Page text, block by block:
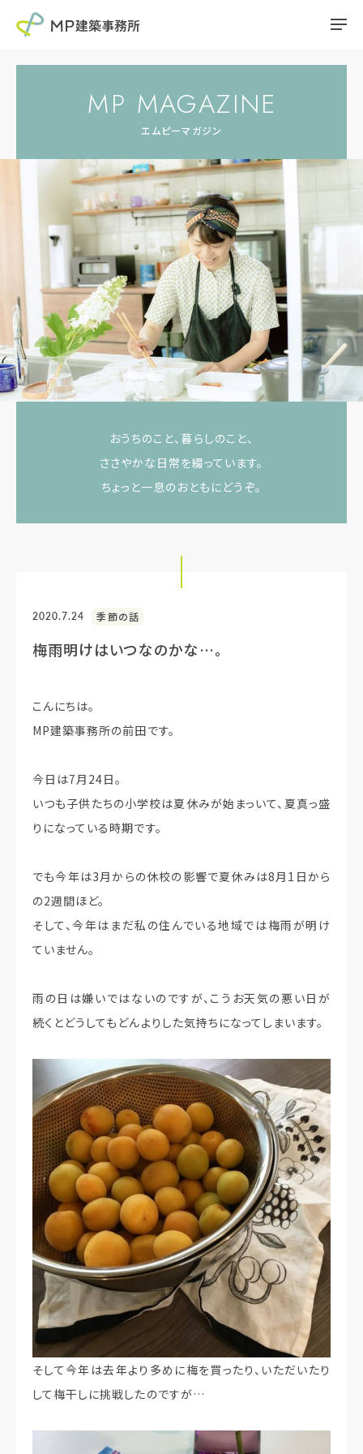
MP MAGAZINE
エムピーマガジン
おうちのこと、暮らしのこと、
ささやかな日常を綴っています。
ちょっと一息のおともにどうぞ。
2020.7.24 季節の話
梅雨明けはいつなのかな…。
こんにちは。
MP建築事務所の前田です。
今日は7月24日。
いつも子供たちの小学校は夏休みが始まっいて、夏真っ盛
りになっている時期です。
でも今年は3月からの休校の影響で夏休みは8月1日から
の2週間ほど。
そして、今年はまだ私の住んでいる地域では梅雨が明け
ていません。
雨の日は嫌いではないのですが、こうお天気の悪い日が
続くとどうしてもどんよりした気持ちになってしまいます。
そして今年は去年より多めに梅を買ったり、いただいたり
して梅干しに挑戦したのですが…